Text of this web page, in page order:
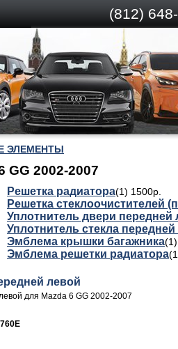
(812)
ЭЛЕМЕНТЫ
2002-2007
Решетка радиатора(1) 1500р.
Решетка стеклоочистителей
Уплотнитель двери передней
Уплотнитель стекла
Эмблема крышки багажника
Эмблема решетки радиатора
левой
для Mazda 6 GG 2002-2007